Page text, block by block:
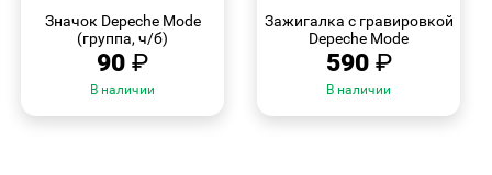
Значок Depeche Mode
(группа, ч/б)
90 ₽
В наличии
Зажигалка с гравировкой
Depeche Mode
590 ₽
В наличии